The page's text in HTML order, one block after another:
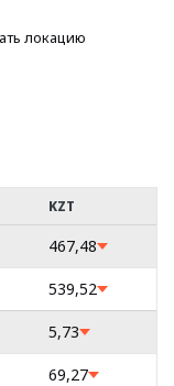
локацию
KZT
467,48
539,52
5,73
69,27